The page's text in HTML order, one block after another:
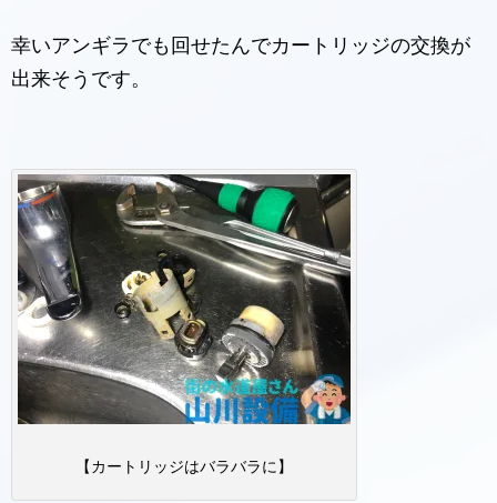
幸いアンギラでも回せたんでカートリッジの交換が
出来そうです。
【カートリッジはバラバラに】